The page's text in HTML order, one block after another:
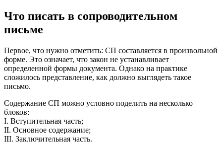
Что писать в сопроводительном
письме
Первое, что нужно отметить: СП составляется в произвольной
форме. Это означает, что закон не устанавливает
определенной формы документа. Однако на практике
сложилось представление, как должно выглядеть такое
письмо.
Содержание СП можно условно поделить на несколько
блоков:
I. Вступительная часть;
II. Основное содержание;
III. Заключительная часть.